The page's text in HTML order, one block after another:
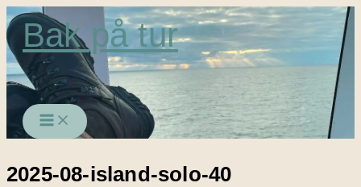
Gå
til
indholdet
Bak på tur
2025-08-island-solo-40